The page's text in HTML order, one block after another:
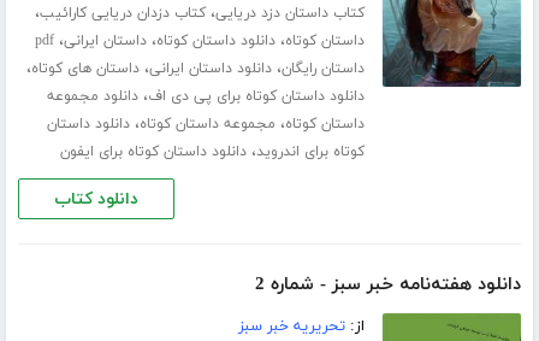
کتاب داستان دزد دریایی،کتاب دزدان دریایی کارائیب،
داستان کوتاه،دانلود داستان کوتاه،داستان ایرانی،pdf
داستان رایگان،دانلود داستان ایرانی،داستان های کوتاه،
دانلود داستان کوتاه برای پی دی اف،دانلود مجموعه
داستان کوتاه، مجموعه داستان کوتاه،دانلود داستان
کوتاه برای اندروید،دانلود داستان کوتاه برای ایفون
دانلود کتاب
دانلود هفته‌نامه خبر سبز - شماره 2
از:تحریریه خبر سبز